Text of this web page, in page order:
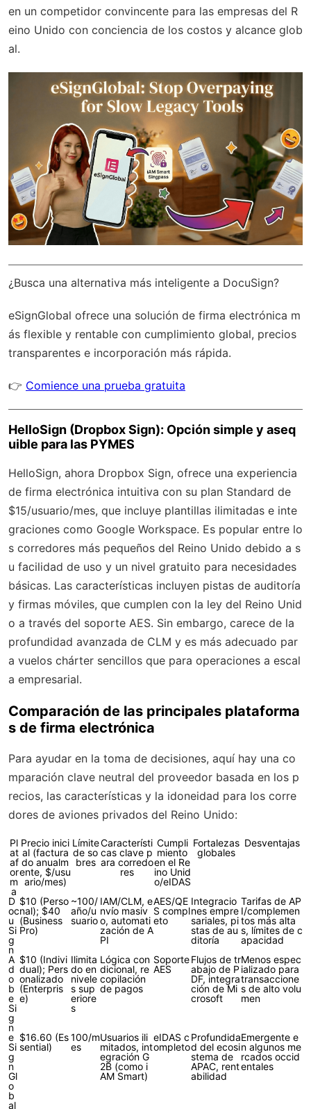
en un competidor convincente para las empresas del R
eino Unido con conciencia de los costos y alcance glob
al.
¿Busca una alternativa más inteligente a DocuSign?
eSignGlobal ofrece una solución de firma electrónica m
ás flexible y rentable con cumplimiento global, precios
transparentes e incorporación más rápida.
👉 Comience una prueba gratuita
HelloSign (Dropbox Sign): Opción simple y aseq
uible para las PYMES
HelloSign, ahora Dropbox Sign, ofrece una experiencia
de firma electrónica intuitiva con su plan Standard de
$15/usuario/mes, que incluye plantillas ilimitadas e inte
graciones como Google Workspace. Es popular entre lo
s corredores más pequeños del Reino Unido debido a s
u facilidad de uso y un nivel gratuito para necesidades
básicas. Las características incluyen pistas de auditoría
y firmas móviles, que cumplen con la ley del Reino Unid
o a través del soporte AES. Sin embargo, carece de la
profundidad avanzada de CLM y es más adecuado par
a vuelos chárter sencillos que para operaciones a escal
a empresarial.
Comparación de las principales plataforma
s de firma electrónica
Para ayudar en la toma de decisiones, aquí hay una co
mparación clave neutral del proveedor basada en los p
recios, las características y la idoneidad para los corre
dores de aviones privados del Reino Unido:
Pl
at
af
or
m
a
Precio inici
al (factura
do anualm
ente, $/usu
ario/mes)
Límite
de so
bres
Característi
cas clave p
ara corredo
res
Cumpli
miento
en el Re
ino Unid
o/eIDAS
Fortalezas
globales
Desventajas
D
oc
u
Si
g
n
$10 (Perso
nal); $40
(Business
Pro)
~100/
año/u
suario
IAM/CLM, e
nvío masiv
o, automati
zación de A
PI
AES/QE
S compl
eto
Integracio
nes empre
sariales, pi
stas de au
ditoría
Tarifas de AP
I/complemen
tos más alta
s, límites de c
apacidad
A
d
o
b
e
Si
g
n
$10 (Indivi
dual); Pers
onalizado
(Enterpris
e)
Ilimita
do en
nivele
s sup
eriore
s
Lógica con
dicional, re
copilación
de pagos
Soporte
AES
Flujos de tr
abajo de P
DF, integra
ción de Mi
crosoft
Menos espec
ializado para
transaccione
s de alto volu
men
e
Si
g
n
Gl
o
b
al
$16.60 (Es
sential)
100/m
es
Usuarios ili
mitados, int
egración G
2B (como i
AM Smart)
eIDAS c
ompleto
Profundida
d del ecosi
stema de
APAC, rent
abilidad
Emergente e
n algunos me
rcados occid
entales